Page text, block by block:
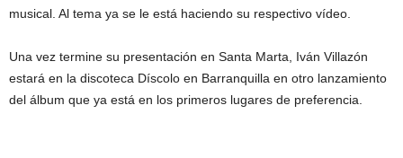
musical. Al tema ya se le está haciendo su respectivo vídeo.
Una vez termine su presentación en Santa Marta, Iván Villazón
estará en la discoteca Díscolo en Barranquilla en otro lanzamiento
del álbum que ya está en los primeros lugares de preferencia.